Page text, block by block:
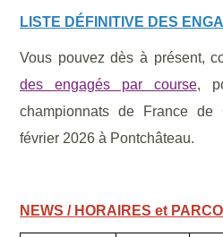
LISTE DÉFINITIVE DES
Vous pouvez dès à présent,
des engagés par course,
championnats de France
février 2026 à Pontchâteau.
NEWS / HORAIRES et